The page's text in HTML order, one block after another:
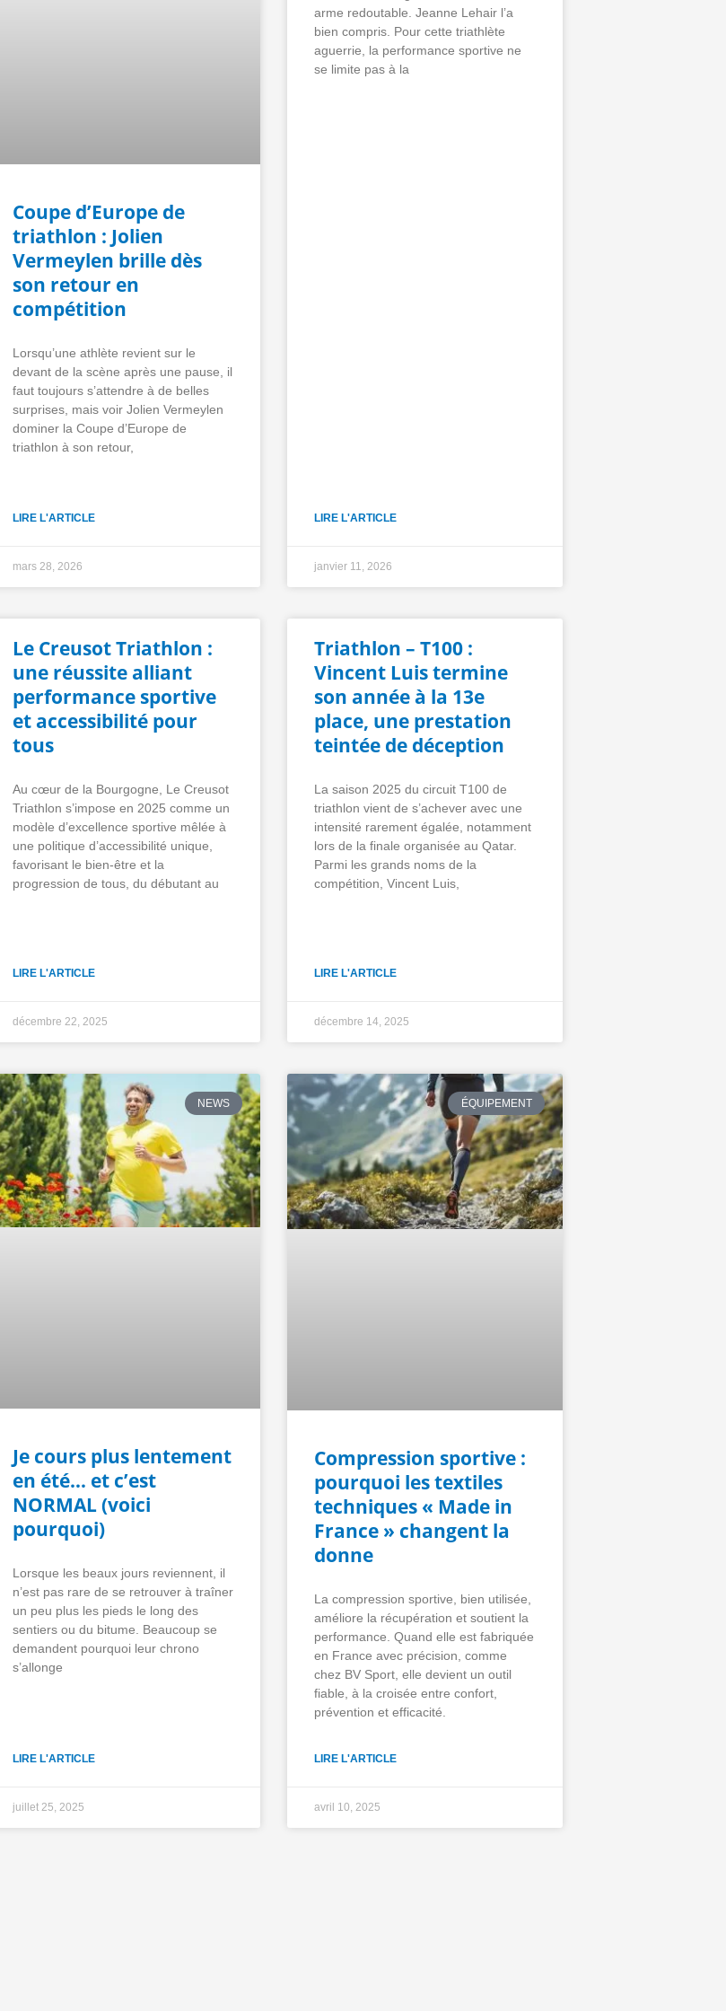
Coupe d’Europe de
triathlon : Jolien
Vermeylen brille dès
son retour en
compétition
Lorsqu’une athlète revient sur le
devant de la scène après une pause, il
faut toujours s’attendre à de belles
surprises, mais voir Jolien Vermeylen
dominer la Coupe d’Europe de
triathlon à son retour,
LIRE L'ARTICLE
mars 28, 2026
arme redoutable. Jeanne Lehair l’a
bien compris. Pour cette triathlète
aguerrie, la performance sportive ne
se limite pas à la
LIRE L'ARTICLE
janvier 11, 2026
Le Creusot Triathlon :
une réussite alliant
performance sportive
et accessibilité pour
tous
Au cœur de la Bourgogne, Le Creusot
Triathlon s’impose en 2025 comme un
modèle d’excellence sportive mêlée à
une politique d’accessibilité unique,
favorisant le bien-être et la
progression de tous, du débutant au
LIRE L'ARTICLE
décembre 22, 2025
Triathlon – T100 :
Vincent Luis termine
son année à la 13e
place, une prestation
teintée de déception
La saison 2025 du circuit T100 de
triathlon vient de s’achever avec une
intensité rarement égalée, notamment
lors de la finale organisée au Qatar.
Parmi les grands noms de la
compétition, Vincent Luis,
LIRE L'ARTICLE
décembre 14, 2025
NEWS
Je cours plus lentement
en été… et c’est
NORMAL (voici
pourquoi)
Lorsque les beaux jours reviennent, il
n’est pas rare de se retrouver à traîner
un peu plus les pieds le long des
sentiers ou du bitume. Beaucoup se
demandent pourquoi leur chrono
s’allonge
LIRE L'ARTICLE
juillet 25, 2025
ÉQUIPEMENT
Compression sportive :
pourquoi les textiles
techniques « Made in
France » changent la
donne
La compression sportive, bien utilisée,
améliore la récupération et soutient la
performance. Quand elle est fabriquée
en France avec précision, comme
chez BV Sport, elle devient un outil
fiable, à la croisée entre confort,
prévention et efficacité.
LIRE L'ARTICLE
avril 10, 2025